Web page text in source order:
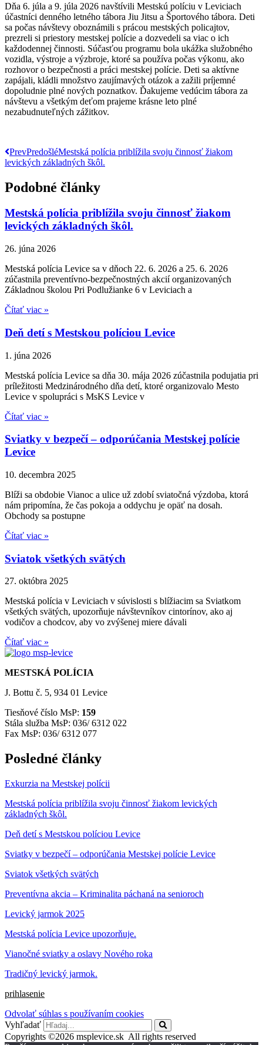
Dňa 6. júla a 9. júla 2026 navštívili Mestskú políciu v Leviciach
účastníci denného letného tábora Jiu Jitsu a Športového tábora. Deti
sa počas návštevy oboznámili s prácou mestských policajtov,
prezreli si priestory mestskej polície a dozvedeli sa viac o ich
každodennej činnosti. Súčasťou programu bola ukážka služobného
vozidla, výstroje a výzbroje, ktoré sa používa počas výkonu, ako
rozhovor o bezpečnosti a práci mestskej polície. Deti sa aktívne
zapájali, kládli množstvo zaujímavých otázok a zažili príjemné
dopoludnie plné nových poznatkov. Ďakujeme vedúcim tábora za
návštevu a všetkým deťom prajeme krásne leto plné
nezabudnuteľných zážitkov.
PrevPredošléMestská polícia priblížila svoju činnosť žiakom
levických základných škôl.
Podobné články
Mestská polícia priblížila svoju činnosť žiakom
levických základných škôl.
26. júna 2026
Mestská polícia Levice sa v dňoch 22. 6. 2026 a 25. 6. 2026
zúčastnila preventívno-bezpečnostných akcií organizovaných
Základnou školou Pri Podlužianke 6 v Leviciach a
Čítať viac »
Deň detí s Mestskou políciou Levice
1. júna 2026
Mestská polícia Levice sa dňa 30. mája 2026 zúčastnila podujatia pri
príležitosti Medzinárodného dňa detí, ktoré organizovalo Mesto
Levice v spolupráci s MsKS Levice v
Čítať viac »
Sviatky v bezpečí – odporúčania Mestskej polície
Levice
10. decembra 2025
Blíži sa obdobie Vianoc a ulice už zdobí sviatočná výzdoba, ktorá
nám pripomína, že čas pokoja a oddychu je opäť na dosah.
Obchody sa postupne
Čítať viac »
Sviatok všetkých svätých
27. októbra 2025
Mestská polícia v Leviciach v súvislosti s blížiacim sa Sviatkom
všetkých svätých, upozorňuje návštevníkov cintorínov, ako aj
vodičov a chodcov, aby vo zvýšenej miere dávali
Čítať viac »
MESTSKÁ POLÍCIA
J. Bottu č. 5, 934 01 Levice
Tiesňové číslo MsP: 159
Stála služba MsP: 036/ 6312 022
Fax MsP: 036/ 6312 077
Posledné články
Exkurzia na Mestskej polícii
Mestská polícia priblížila svoju činnosť žiakom levických
základných škôl.
Deň detí s Mestskou políciou Levice
Sviatky v bezpečí – odporúčania Mestskej polície Levice
Sviatok všetkých svätých
Preventívna akcia – Kriminalita páchaná na senioroch
Levický jarmok 2025
Mestská polícia Levice upozorňuje.
Vianočné sviatky a oslavy Nového roka
Tradičný levický jarmok.
prihlasenie
Odvolať súhlas s používaním cookies
Vyhľadať
Copyrights ©2026 msplevice.sk All rights reserved